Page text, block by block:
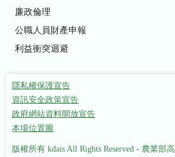
廉政倫理
公職人員財產申報
利益衝突迴避
隱私權保護宣告
資訊安全政策宣告
政府網站資料開放宣告
本場位置圖
版權所有 kdais All Rights Reserved - 農業部高